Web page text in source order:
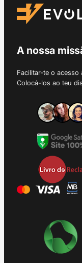
A nossa
Facilitar-te o
Colocá-los ao teu